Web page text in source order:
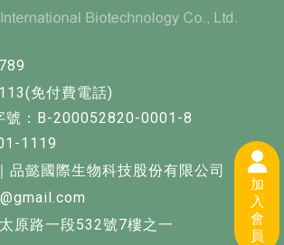
加
入
會
員
免付費電話)
號：B-200052820-0001-8
1119
品懿國際生物科技股份有限公司
原路一段532號7樓之一